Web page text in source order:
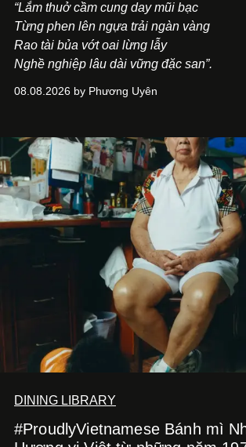
“Lắm thuở cầm cung day mũi bạc
Từng phen lên ngựa trải ngàn vàng
Rao tài bủa vớt oai lừng lẫy
Nghề nghiệp lâu dài vững đặc san”.
08.08.2026 by Phương Uyên
DINING LIBRARY
#ProudlyVietnamese Bánh mì